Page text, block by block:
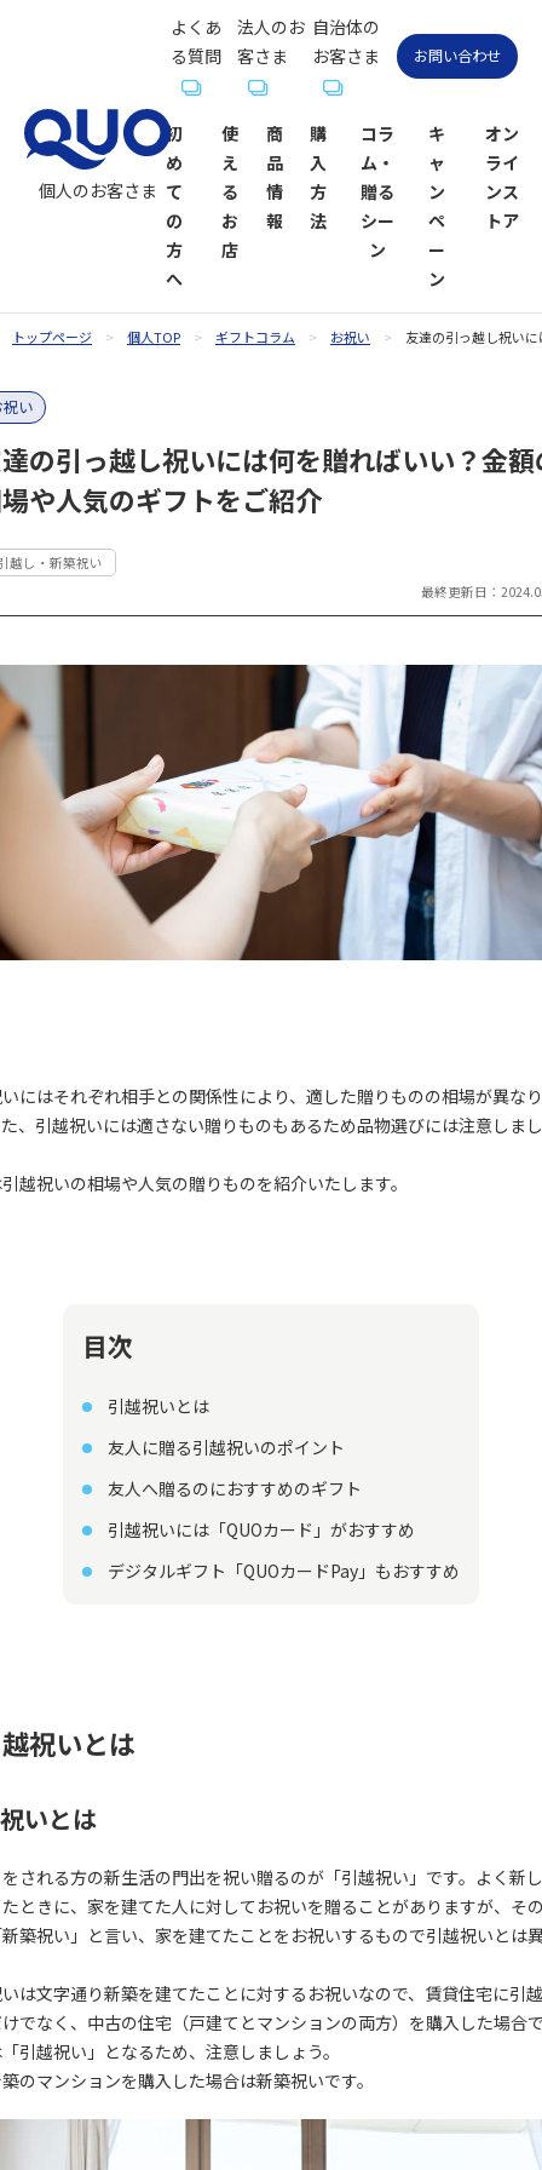
個人のお客さま
初
め
て
の
方
へ
使
え
る
お
店
ドが使え
るお店
えるお店
商
品
情
報
ド
購
入
方
法
コラ
ム・
贈る
シー
ン
ラム一覧
お祝い
祝い返し
ト
記念品
定番ギフト
お祝い
他の贈り物
記念品・景
品
キ
ャ
ン
ペ
ー
ン
オン
ライ
ンス
トア
ドオンラ
インスト
ア
ラインス
トア
よくあ
る質問
法人のお
客さま
自治体の
お客さま
お問い合わせ
トップページ 個人TOP ギフトコラム お祝い 友達の引っ越し祝い
祝い
の引っ越し祝いには何を贈ればいい？金額
や人気のギフトをご紹介
越し・新築祝い
最終更新日：
にはそれぞれ相手との関係性により、適した贈りものの相場が異な
、引越祝いには適さない贈りものもあるため品物選びには注意しま
越祝いの相場や人気の贈りものを紹介いたします。
目次
引越祝いとは
友人に贈る引越祝いのポイント
友人へ贈るのにおすすめのギフト
引越祝いには「QUOカード」がおすすめ
デジタルギフト「QUOカードPay」もおすすめ
祝いとは
いとは
される方の新生活の門出を祝い贈るのが「引越祝い」です。よく新
ときに、家を建てた人に対してお祝いを贈ることがありますが、そ
築祝い」と言い、家を建てたことをお祝いするもので引越祝いとは
は文字通り新築を建てたことに対するお祝いなので、賃貸住宅に引
でなく、中古の住宅（戸建てとマンションの両方）を購入した場合
引越祝い」となるため、注意しましょう。
のマンションを購入した場合は新築祝いです。